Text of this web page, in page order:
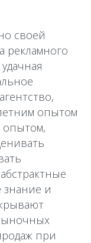
своей
рекламного
опытом
опытом,
знание и
при